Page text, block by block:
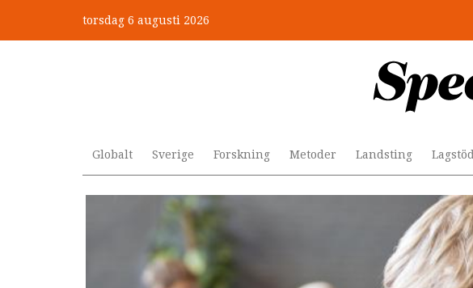
huvudinnehåll
torsdag 6 augusti 2026
Globalt Sverige Forskning Metoder Landsting Lagstöd
Mobbning vid autism och adhd: 4 lästips